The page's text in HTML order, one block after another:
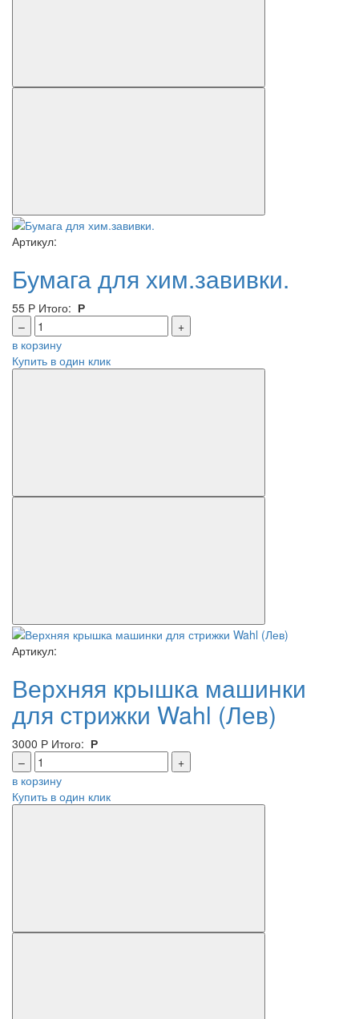
Артикул:
Бумага для хим.завивки.
55 Р Итого: Р
–
+
в корзину
Купить в один клик
Артикул:
Верхняя крышка машинки
для стрижки Wahl (Лев)
3000 Р Итого: Р
–
+
в корзину
Купить в один клик